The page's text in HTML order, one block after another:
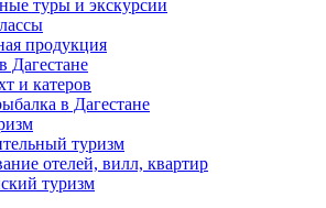
туры и экскурсии
продукция
Дагестане
и катеров
в Дагестане
туризм
отелей, вилл, квартир
туризм